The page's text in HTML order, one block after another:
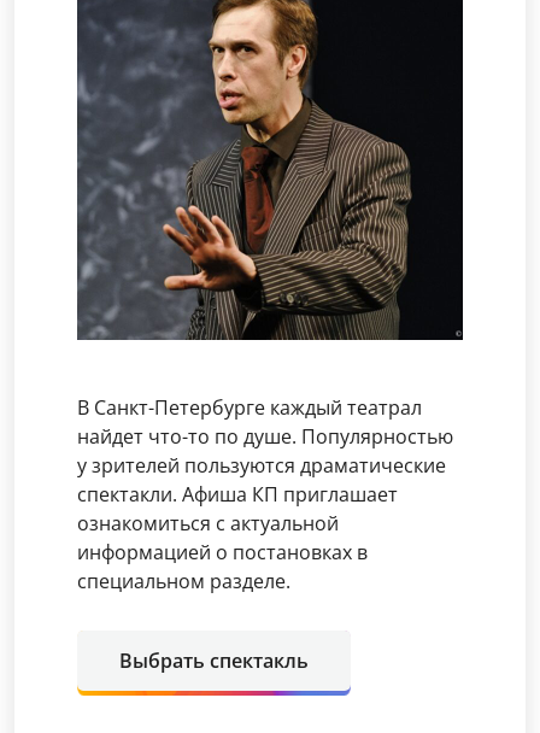
В Санкт-Петербурге каждый театрал
найдет что-то по душе. Популярностью
у зрителей пользуются драматические
спектакли. Афиша КП приглашает
ознакомиться с актуальной
информацией о постановках в
специальном разделе.
Выбрать спектакль